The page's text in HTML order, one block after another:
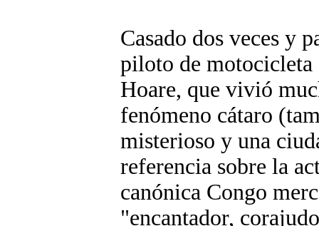
Casado dos veces y
piloto de motocicleta
Hoare, que vivió
fenómeno cátaro
misterioso y una
referencia sobre la
canónica Congo
"encantador,